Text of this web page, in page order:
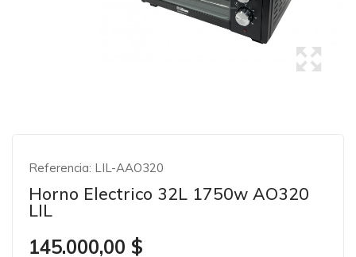
Referencia: LIL-AAO320
Horno Electrico 32L 1750w AO320
LIL
145.000,00 $